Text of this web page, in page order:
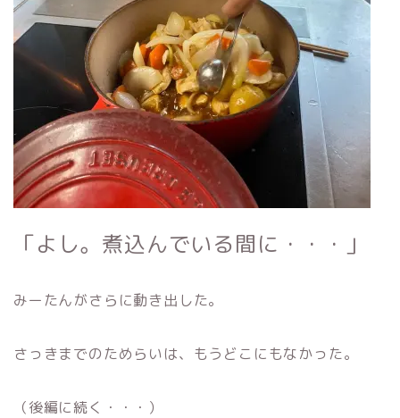
「よし。煮込んでいる間に・・・」
みーたんがさらに動き出した。
さっきまでのためらいは、もうどこにもなかった。
（後編に続く・・・）